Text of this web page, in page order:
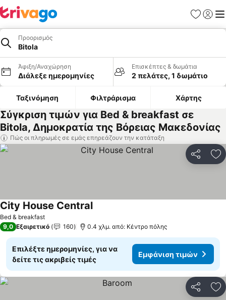
Προορισμός
Bitola
Άφιξη/Αναχώρηση
Διάλεξε ημερομηνίες
Επισκέπτες & δωμάτια
2 πελάτες, 1 δωμάτιο
Ταξινόμηση Φιλτράρισμα Χάρτης
Σύγκριση τιμών για Bed & breakfast σε
Bitola, Δημοκρατία της Βόρειας Μακεδονίας
Πώς οι πληρωμές σε εμάς επηρεάζουν την κατάταξη
Bed & breakfast
City House CentralΕμφάνιση τιμών
9,0 Εξαιρετικό 160 0.4 χλμ. από: Κέντρο πόλης
Επιλέξτε ημερομηνίες, για να
δείτε τις ακριβείς τιμές
Εμφάνιση τιμών